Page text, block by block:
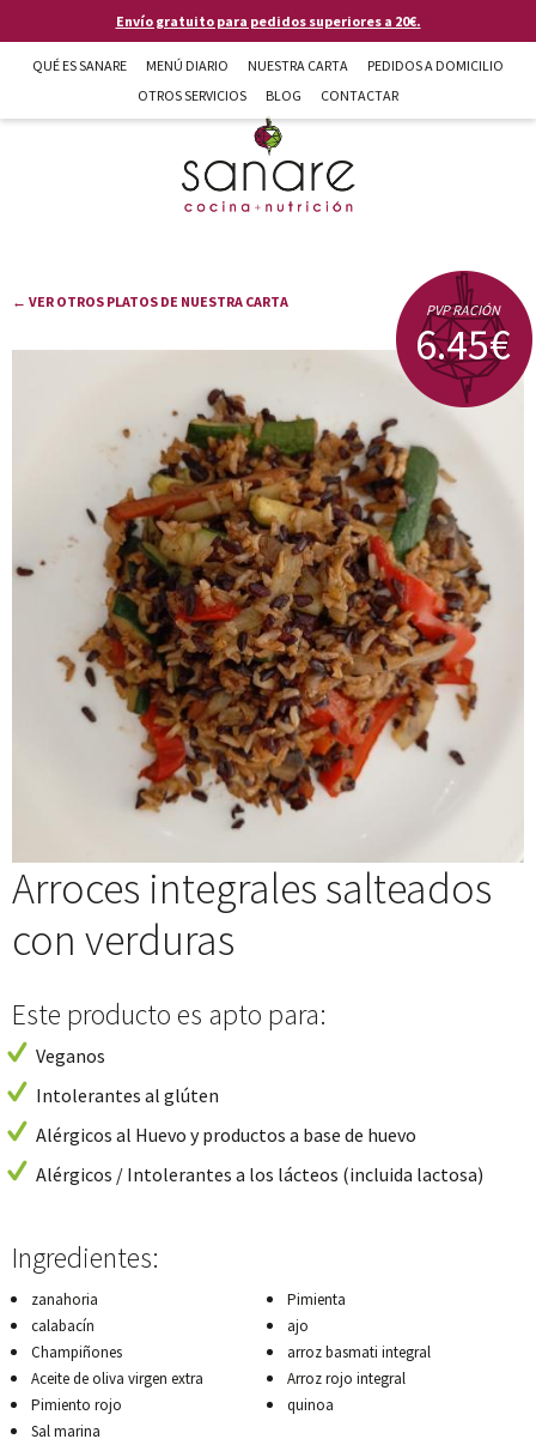
Pasar al contenido principalEnvío gratuito para pedidos superiores a 20€.
QUÉ ES SANARE MENÚ DIARIO NUESTRA CARTA
PEDIDOS A DOMICILIO
OTROS SERVICIOS
BLOG CONTACTAR
Sanare cocina + nutrición en Almería
← VER OTROS PLATOS DE NUESTRA CARTA
Arroces integrales salteados
con verduras
Este producto es apto para:
Veganos
Intolerantes al glúten
Alérgicos al Huevo y productos a base de huevo
Alérgicos / Intolerantes a los lácteos (incluida lactosa)
Ingredientes:
zanahoria
calabacín
Champiñones
Aceite de oliva virgen extra
Pimiento rojo
Sal marina
Pimienta
ajo
arroz basmati integral
Arroz rojo integral
quinoa
PVP RACIÓN
6.45€